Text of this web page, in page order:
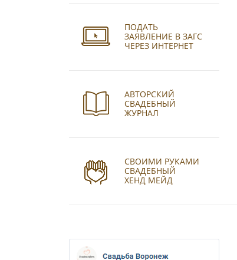
ПОДАТЬ
ЗАЯВЛЕНИЕ В ЗАГС
ЧЕРЕЗ ИНТЕРНЕТ
АВТОРСКИЙ
СВАДЕБНЫЙ
ЖУРНАЛ
СВОИМИ РУКАМИ
СВАДЕБНЫЙ
ХЕНД МЕЙД